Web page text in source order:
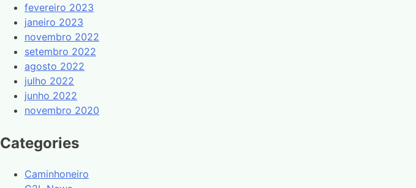
fevereiro 2023
janeiro 2023
novembro 2022
setembro 2022
agosto 2022
julho 2022
junho 2022
novembro 2020
Categories
Caminhoneiro